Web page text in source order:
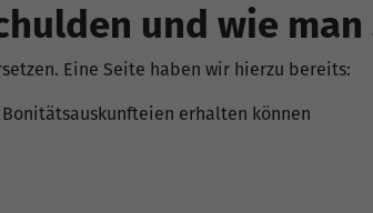
und wie
Eine Seite haben wir hierzu bereits:
erhalten können